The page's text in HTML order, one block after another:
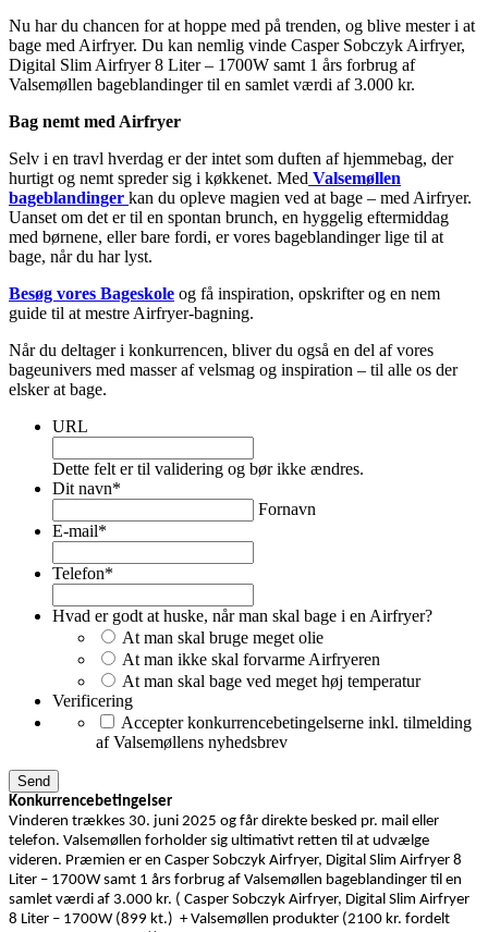
Nu har du chancen for at hoppe med på trenden, og blive mester i at
bage med Airfryer. Du kan nemlig vinde Casper Sobczyk Airfryer,
Digital Slim Airfryer 8 Liter – 1700W samt 1 års forbrug af
Valsemøllen bageblandinger til en samlet værdi af 3.000 kr.
Bag nemt med Airfryer
Selv i en travl hverdag er der intet som duften af hjemmebag, der
hurtigt og nemt spreder sig i køkkenet. Med Valsemøllen
bageblandinger kan du opleve magien ved at bage – med Airfryer.
Uanset om det er til en spontan brunch, en hyggelig eftermiddag
med børnene, eller bare fordi, er vores bageblandinger lige til at
bage, når du har lyst.
Besøg vores Bageskole og få inspiration, opskrifter og en nem
guide til at mestre Airfryer-bagning.
Når du deltager i konkurrencen, bliver du også en del af vores
bageunivers med masser af velsmag og inspiration – til alle os der
elsker at bage.
URL
Dette felt er til validering og bør ikke ændres.
Dit navn*
Fornavn
E-mail*
Telefon*
Hvad er godt at huske, når man skal bage i en Airfryer?
At man skal bruge meget olie
At man ikke skal forvarme Airfryeren
At man skal bage ved meget høj temperatur
Verificering
Accepter konkurrencebetingelserne inkl. tilmelding
af Valsemøllens nyhedsbrev
Konkurrencebetingelser
Vinderen trækkes 30. juni 2025 og får direkte besked pr. mail eller
telefon. Valsemøllen forholder sig ultimativt retten til at udvælge
videren. Præmien er en Casper Sobczyk Airfryer, Digital Slim Airfryer 8
Liter – 1700W samt 1 års forbrug af Valsemøllen bageblandinger til en
samlet værdi af 3.000 kr. ( Casper Sobczyk Airfryer, Digital Slim Airfryer
8 Liter – 1700W (899 kt.) + Valsemøllen produkter (2100 kr. fordelt